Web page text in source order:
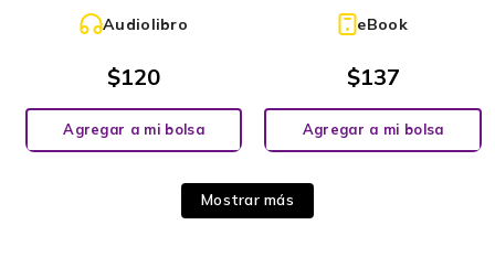
Audiolibro
$120
Agregar a mi bolsa
eBook
$137
Agregar a mi bolsa
Mostrar más